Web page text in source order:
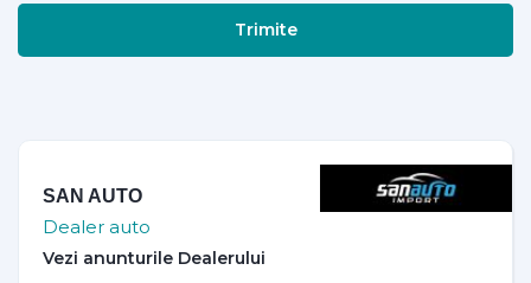
Trimite
SAN AUTO
Dealer auto